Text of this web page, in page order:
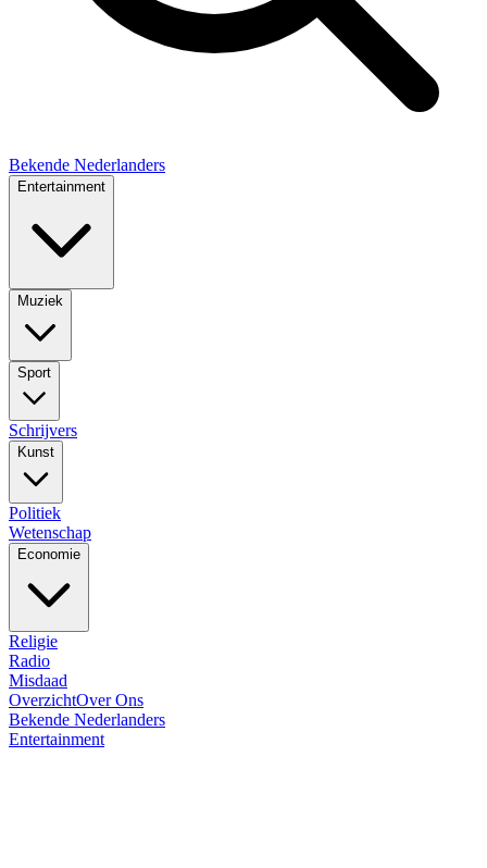
Bekende Nederlanders
Entertainment
Muziek
Sport
Schrijvers
Kunst
Politiek
Wetenschap
Economie
Religie
Radio
Misdaad
OverzichtOver Ons
Bekende Nederlanders
Entertainment